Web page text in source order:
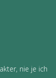
nie je ich